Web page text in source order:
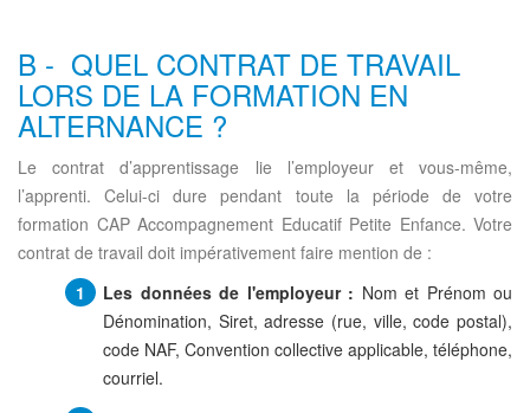
B - QUEL CONTRAT DE TRAVAIL
LORS DE LA FORMATION EN
ALTERNANCE ?
Le contrat d’apprentissage lie l’employeur et vous-même,
l’apprenti. Celui-ci dure pendant toute la période de votre
formation CAP Accompagnement Educatif Petite Enfance. Votre
contrat de travail doit impérativement faire mention de :
Les données de l'employeur : Nom et Prénom ou
Dénomination, Siret, adresse (rue, ville, code postal),
code NAF, Convention collective applicable, téléphone,
courriel.